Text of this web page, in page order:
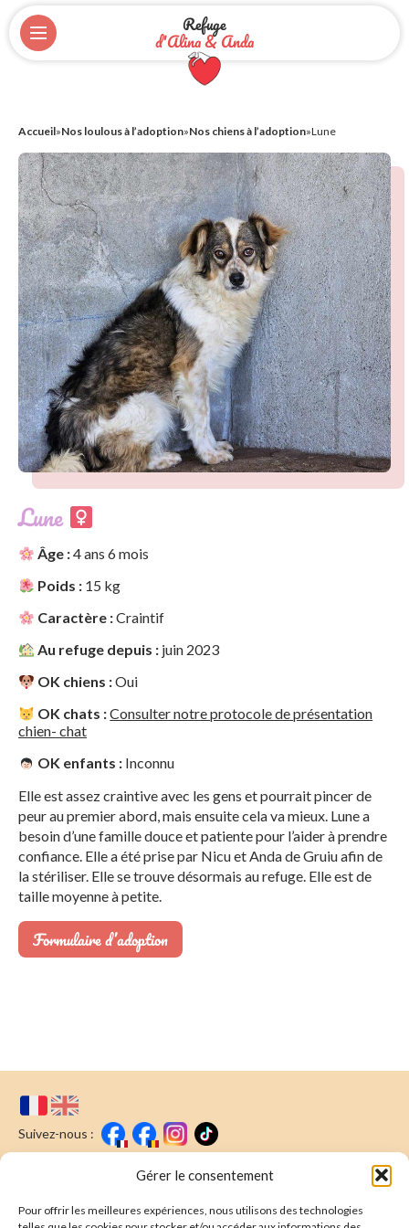
Gérer le consentement
Pour offrir les meilleures expériences, nous utilisons des technologies
Refuge
d'Alina & Anda
Accueil»Nos loulous à l’adoption»Nos chiens à l’adoption»Lune
Lune
Âge :4 ans 6 mois
Poids : 15 kg
Caractère :Craintif
Au refuge depuis : juin 2023
OK chiens :Oui
OK chats :Consulter notre protocole de présentation
chien- chat
OK enfants : Inconnu
Elle est assez craintive avec les gens et pourrait pincer de
peur au premier abord, mais ensuite cela va mieux. Lune a
besoin d’une famille douce et patiente pour l’aider à prendre
confiance. Elle a été prise par Nicu et Anda de Gruiu afin de
la stériliser. Elle se trouve désormais au refuge. Elle est de
taille moyenne à petite.
Formulaire d’adoption
Suivez-nous :
Nous écrire
Newsletter